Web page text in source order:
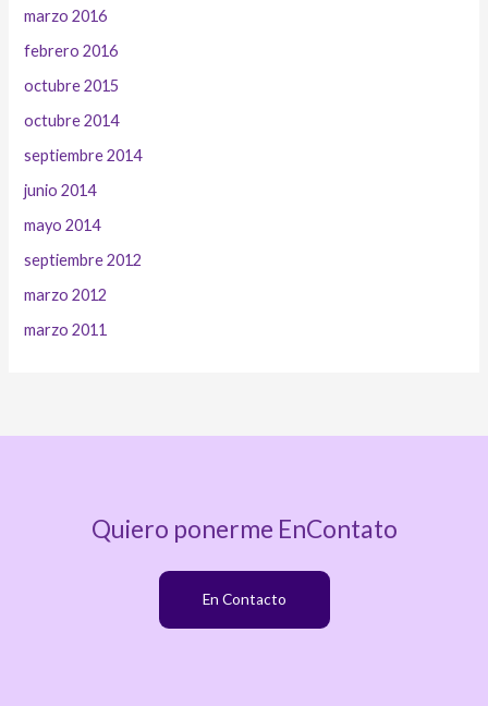
marzo 2016
febrero 2016
octubre 2015
octubre 2014
septiembre 2014
junio 2014
mayo 2014
septiembre 2012
marzo 2012
marzo 2011
Quiero ponerme EnContato
En Contacto